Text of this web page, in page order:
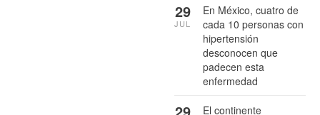
En México, cuatro de
cada 10 personas con
hipertensión
desconocen que
padecen esta
enfermedad
29
JUL
El continente